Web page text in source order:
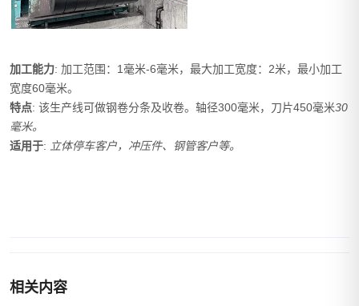
加工能力: 加工范围：1毫米-6毫米，最大加工宽度：2米，最小加工
宽度60毫米。
特点: 该生产线可做钢卷分条及收卷。轴径300毫米，刀片450毫米30
毫米。
适用于: 立体停车客户，冲压件、钢管客户等。
相关内容